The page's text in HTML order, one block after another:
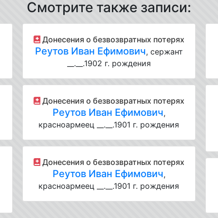
Смотрите также записи:
Донесения о безвозвратных потерях
Реутов Иван Ефимович, сержант
__.__.1902 г. рождения
Донесения о безвозвратных потерях
Реутов Иван Ефимович,
красноармеец __.__.1901 г. рождения
Донесения о безвозвратных потерях
Реутов Иван Ефимович,
красноармеец __.__.1901 г. рождения